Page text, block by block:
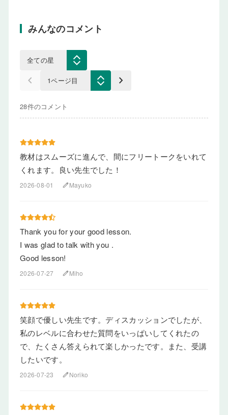
みんなのコメント
keyboard_arrow_left keyboard_arrow_right
28件のコメント
教材はスムーズに進んで、間にフリートークをいれて
くれます。良い先生でした！
2026-08-01 editMayuko
Thank you for your good lesson.
I was glad to talk with you .
Good lesson!
2026-07-27 editMiho
笑顔で優しい先生です。ディスカッションでしたが、
私のレベルに合わせた質問をいっぱいしてくれたの
で、たくさん答えられて楽しかったです。また、受講
したいです。
2026-07-23 editNoriko